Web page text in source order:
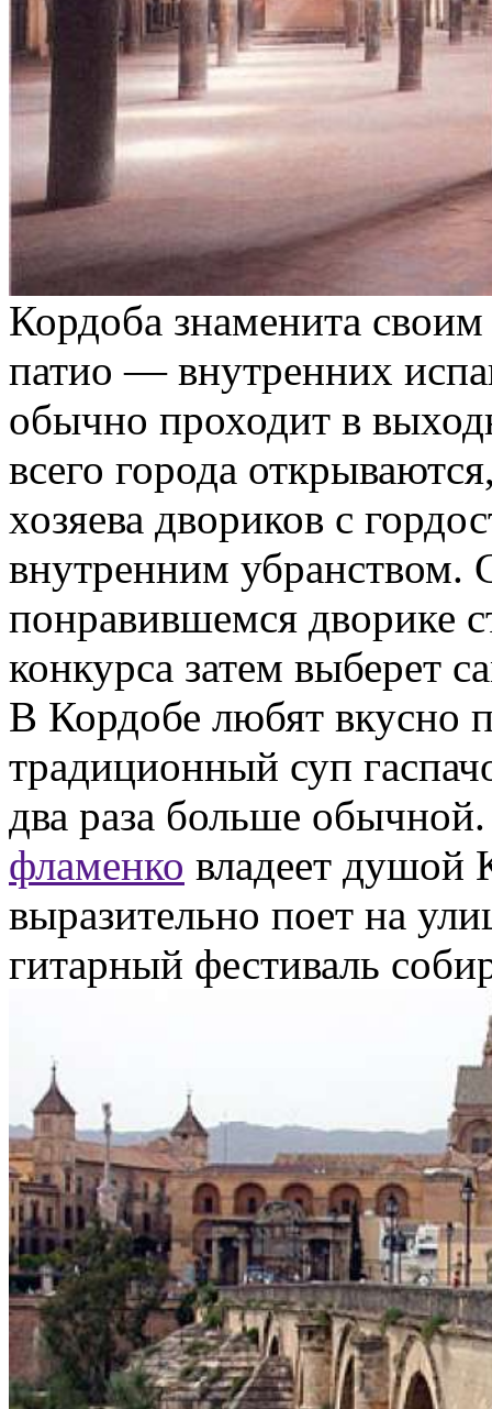
Кордоба знаменита
патио — внутренних
обычно проходит в
всего города
хозяева двориков с
внутренним убранством.
понравившемся дворике
конкурса затем выберет
В Кордобе любят вкусно
традиционный суп
два раза больше
фламенко владеет душой
выразительно поет на
гитарный фестиваль